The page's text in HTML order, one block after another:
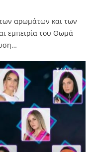
αρωμάτων και των
εμπειρία του Θωμά